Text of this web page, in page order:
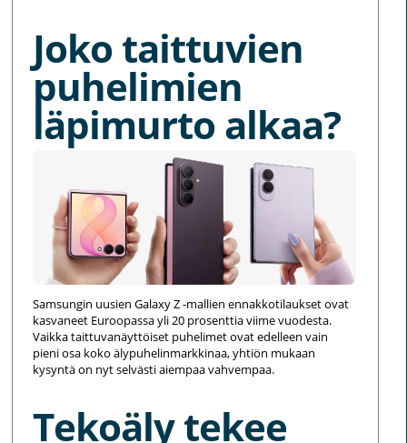
Joko taittuvien
puhelimien
läpimurto alkaa?
Samsungin uusien Galaxy Z -mallien ennakkotilaukset ovat
kasvaneet Euroopassa yli 20 prosenttia viime vuodesta.
Vaikka taittuvanäyttöiset puhelimet ovat edelleen vain
pieni osa koko älypuhelinmarkkinaa, yhtiön mukaan
kysyntä on nyt selvästi aiempaa vahvempaa.
Tekoäly tekee